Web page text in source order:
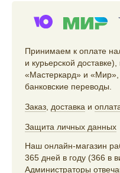
Принимаем к оплате
и курьерской
«Мастеркард» и
банковские переводы.
Заказ доставка и
Защита личных данных
Наш онлайн-магазин
365 дней в году (366 в
Администраторы